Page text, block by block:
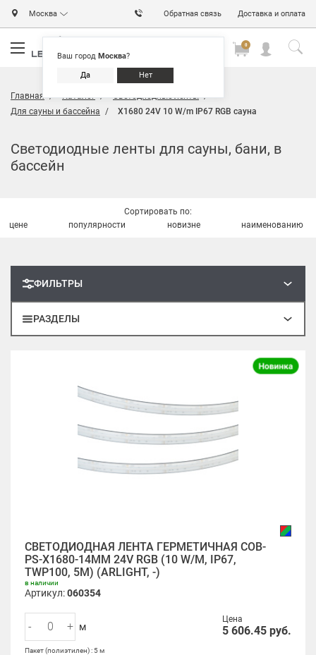
Москва
Ваш город Москва?
Да Нет
Обратная связь Доставка и оплата
0
Главная Каталог
Светодиодные ленты
Для сауны и бассейна
X1680 24V 10 W/m IP67 RGB сауна
Светодиодные ленты для сауны, бани, в
бассейн
РАЗДЕЛЫ
ФИЛЬТРЫ
Сортировать по:
цене
популярности новизне наименованию
СВЕТОДИОДНАЯ ЛЕНТА ГЕРМЕТИЧНАЯ COB-
PS-X1680-14MM 24V RGB (10 W/M, IP67,
TWP100, 5M) (ARLIGHT, -)
в наличии
Артикул:060354
Цена
5 606.45 руб.
- + м
Пакет (полиэтилен) : 5 м